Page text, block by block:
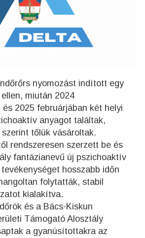
nyomozást indított egy
miután 2024
2025 februárjában két helyi
anyagot találtak,
tőlük vásároltak.
rendszeresen szerzett be és
fantázianevű új pszichoaktív
hosszabb időn
folytatták, stabil
kialakítva.
és a Bács-Kiskun
Támogató Alosztály
a gyanúsítottakra az